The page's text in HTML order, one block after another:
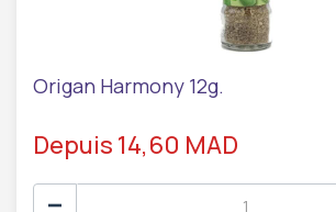
Origan Harmony 12g.
Depuis 14,60 MAD